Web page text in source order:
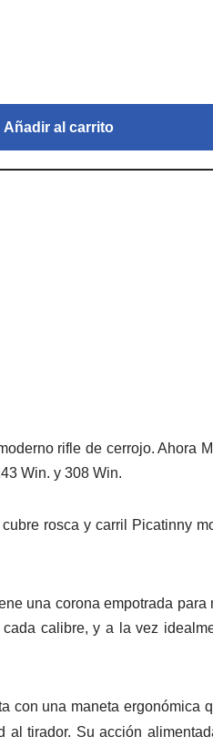
Añadir al carrito
rifle de cerrojo. Ahora
Win. y 308 Win.
rosca y carril Picatinny
una corona empotrada para
calibre, y a la vez
con una maneta ergonómica
tirador. Su acción